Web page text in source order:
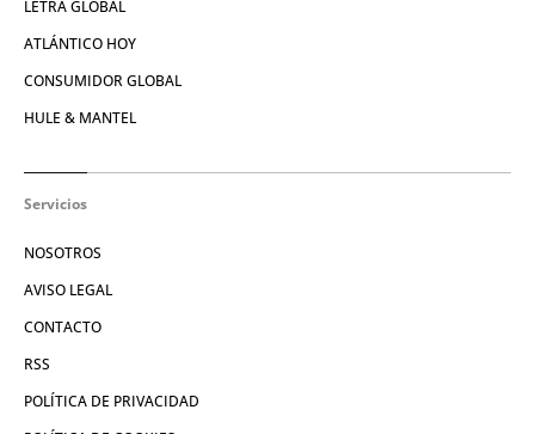
LETRA GLOBAL
ATLÁNTICO HOY
CONSUMIDOR GLOBAL
HULE & MANTEL
Servicios
NOSOTROS
AVISO LEGAL
CONTACTO
RSS
POLÍTICA DE PRIVACIDAD